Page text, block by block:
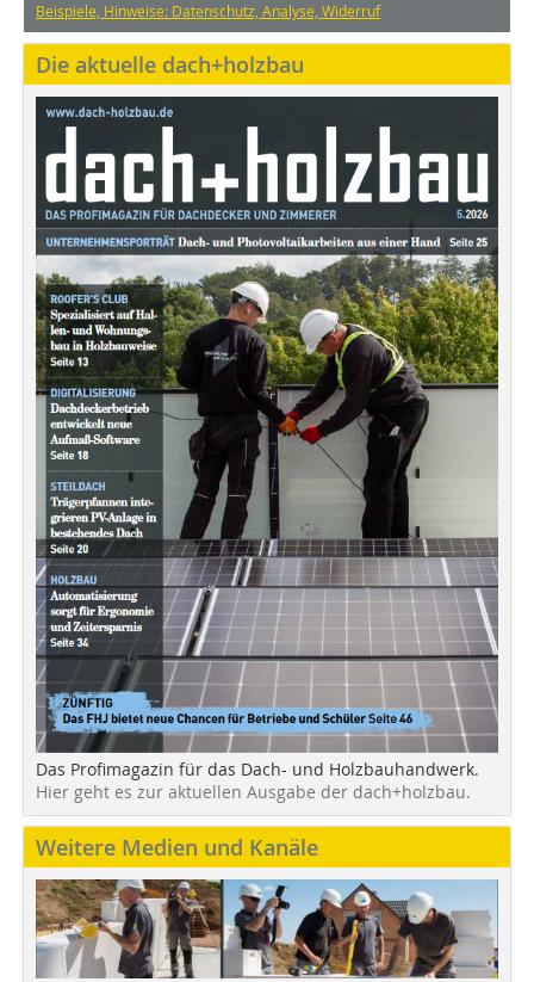
Beispiele, Hinweise: Datenschutz, Analyse, Widerruf
Die aktuelle dach+holzbau
Das Profimagazin für das Dach- und Holzbauhandwerk.
Hier geht es zur aktuellen Ausgabe der dach+holzbau.
Weitere Medien und Kanäle